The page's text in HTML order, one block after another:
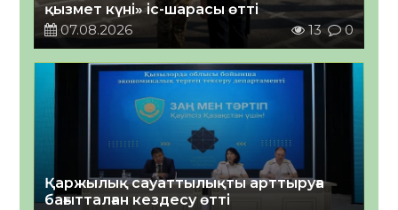
қызмет күні» іс-шарасы өтті
07.08.2026
13 0
Қаржылық сауаттылықты арттыруға
бағытталған кездесу өтті